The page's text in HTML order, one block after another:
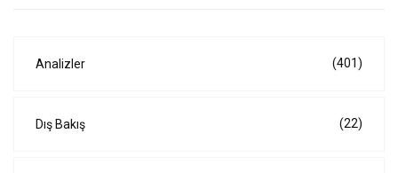
Analizler (401)
Dış Bakış (22)